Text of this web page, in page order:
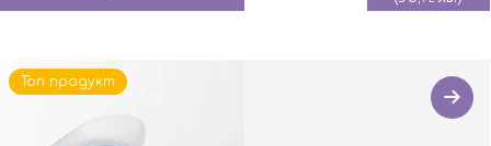
Топ продукт